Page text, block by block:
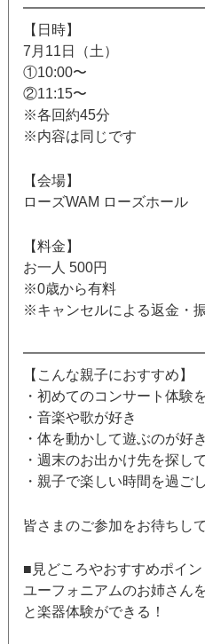
【日時】
7月11日（土）
①10:00〜
②11:15〜
※各回約45分
※内容は同じです
【会場】
ローズWAM ローズホール
【料金】
お一人 500円
※0歳から有料
※キャンセルによる返金・
【こんな親子におすすめ】
・初めてのコンサート体験
・音楽や歌が好き
・体を動かして遊ぶのが好き
・週末のお出かけ先を探し
・親子で楽しい時間を過ご
皆さまのご参加をお待ちし
■見どころやおすすめポイン
ユーフォニアムのお姉さん
と楽器体験ができる！